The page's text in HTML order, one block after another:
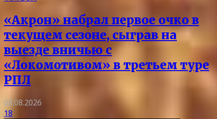
«Акрон» набрал первое очко в
текущем сезоне, сыграв на
выезде вничью с
«Локомотивом» в третьем туре
РПЛ
08.08.2026
18